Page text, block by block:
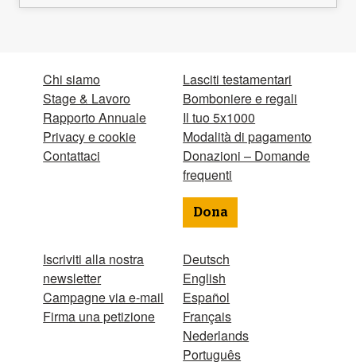
Chi siamo
Stage & Lavoro
Rapporto Annuale
Privacy e cookie
Contattaci
Iscriviti alla nostra
newsletter
Campagne via e-mail
Firma una petizione
Lasciti testamentari
Bomboniere e regali
Il tuo 5x1000
Modalità di pagamento
Donazioni – Domande
frequenti
Dona
Deutsch
English
Español
Français
Nederlands
Português